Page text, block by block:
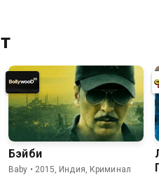
Бэйби
Baby • 2015, Индия, Криминал